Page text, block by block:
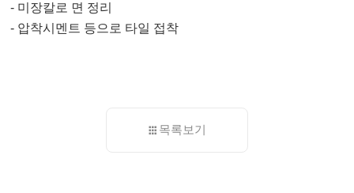
- 미장칼로 면 정리
- 압착시멘트 등으로 타일 접착
목록보기